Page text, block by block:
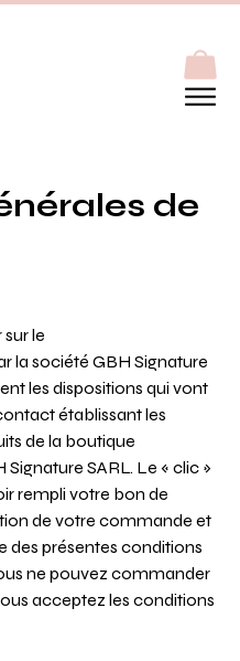
de
le
la société GBH Signature
les dispositions qui vont
établissant les
de la boutique
SARL. Le « clic »
rempli votre bon de
de votre commande et
présentes conditions
ne pouvez commander
acceptez les conditions